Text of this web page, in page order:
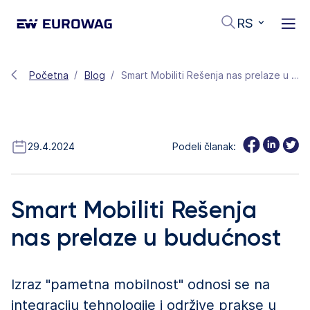
RS
Početna Blog Smart Mobiliti Rešenja nas prelaze u budućnost
29.4.2024 Podeli članak:
Smart Mobiliti Rešenja
nas prelaze u budućnost
Izraz "pametna mobilnost" odnosi se na
integraciju tehnologije i održive prakse u